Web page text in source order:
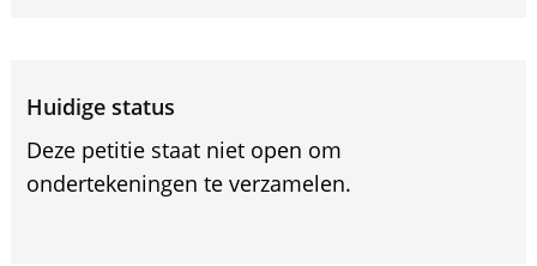
Huidige status
Deze petitie staat niet open om
ondertekeningen te verzamelen.